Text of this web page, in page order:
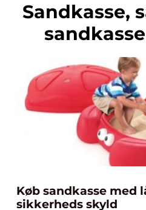
Sandkasse, sandkasser,
Køb sandkasse med
sikkerheds skyld